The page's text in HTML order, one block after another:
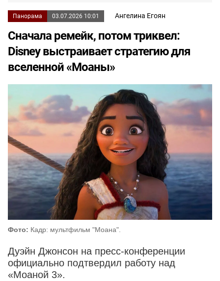
Панорама 03.07.2026 10:01 Ангелина Егоян
Сначала ремейк, потом триквел:
Disney выстраивает стратегию для
вселенной «Моаны»
Фото: Кадр: мультфильм "Моана".
Дуэйн Джонсон на пресс‑конференции
официально подтвердил работу над
«Моаной 3».